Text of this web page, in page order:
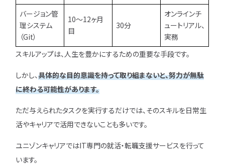
バージョン管
理システム
（Git）
10〜12ヶ月
目
30分
オンラインチ
ュートリアル、
実務
スキルアップは、人生を豊かにするための重要な手段です。
しかし、具体的な目的意識を持って取り組まないと、努力が無駄
に終わる可能性があります。
ただ与えられたタスクを実行するだけでは、そのスキルを日常生
活やキャリアで活用できないことも多いです。
ユニゾンキャリアではIT専門の就活・転職支援サービスを行って
います。